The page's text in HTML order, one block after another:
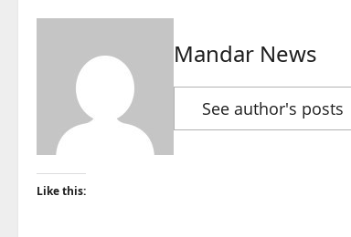
Mandar News
See author's posts
Like this: